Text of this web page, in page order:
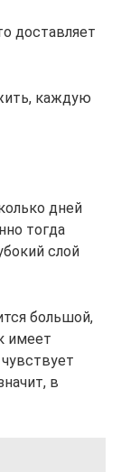
доставляет
каждую
дней
тогда
слой
большой,
имеет
в